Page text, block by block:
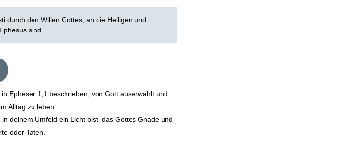
durch den Willen Gottes, an die Heiligen und
sind.
in Epheser 1,1 beschrieben, von Gott auserwählt und
Alltag zu leben.
in deinem Umfeld ein Licht bist, das Gottes Gnade und
oder Taten.